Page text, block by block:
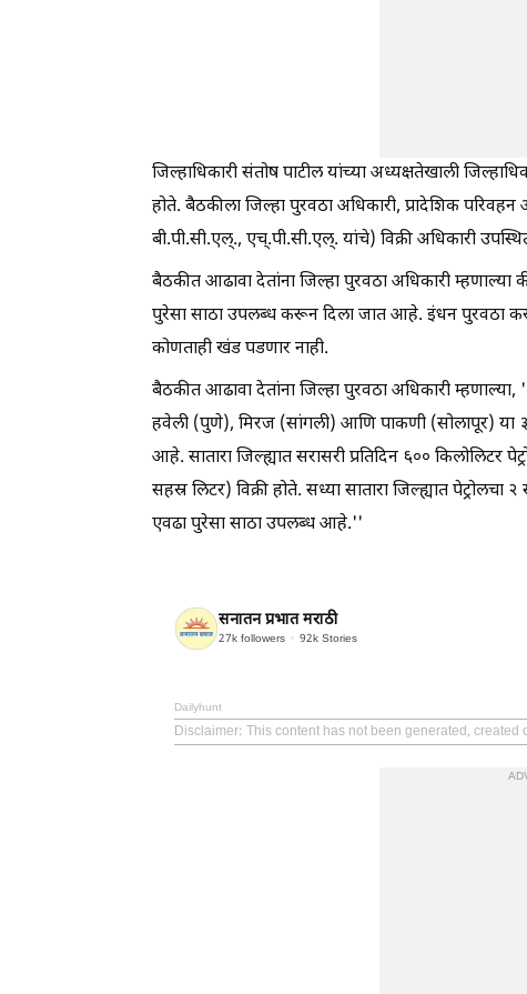
जिल्हाधिकारी संतोष पाटील यांच्या अध्यक्षतेखाली
होते. बैठकीला जिल्हा पुरवठा अधिकारी, प्रादेशिक
बी.पी.सी.एल्., एच्.पी.सी.एल्. यांचे) विक्री अधिकारी
बैठकीत आढावा देतांना जिल्हा पुरवठा अधिकारी
पुरेसा साठा उपलब्ध करून दिला जात आहे. इंधन पुरवठा
कोणताही खंड पडणार नाही.
बैठकीत आढावा देतांना जिल्हा पुरवठा अधिकारी
हवेली (पुणे), मिरज (सांगली) आणि पाकणी (सोलापूर) या
आहे. सातारा जिल्ह्यात सरासरी प्रतिदिन ६००
सहस्र लिटर) विक्री होते. सध्या सातारा जिल्ह्यात
एवढा पुरेसा साठा उपलब्ध आहे.''
सनातन प्रभात मराठी
27k followers 92k Stories
Dailyhunt
Disclaimer: This content has not been generated,